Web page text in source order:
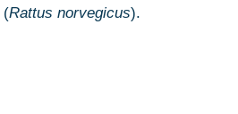
(Rattus norvegicus).